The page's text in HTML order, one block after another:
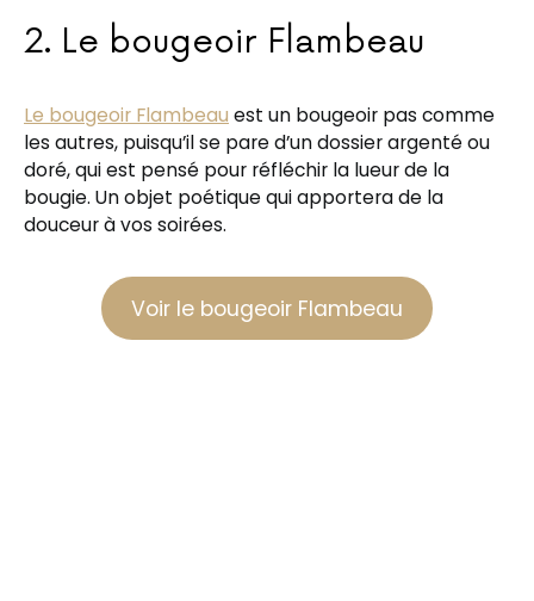
2. Le bougeoir Flambeau
Le bougeoir Flambeau est un bougeoir pas comme
les autres, puisqu’il se pare d’un dossier argenté ou
doré, qui est pensé pour réfléchir la lueur de la
bougie. Un objet poétique qui apportera de la
douceur à vos soirées.
Voir le bougeoir Flambeau